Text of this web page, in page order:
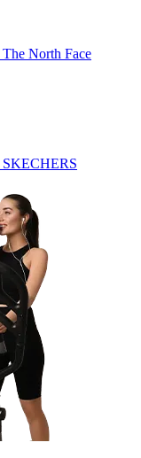
The North Face
SKECHERS